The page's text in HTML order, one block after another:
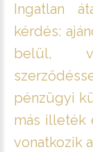
Ingatlan
kérdés:
belül,
pénzügyi
más illeték
vonatkozik